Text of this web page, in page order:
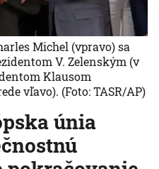
únia
Michel (vpravo) sa
V. Zelenským (v
Klausom
vľavo). (Foto: TASR/AP)